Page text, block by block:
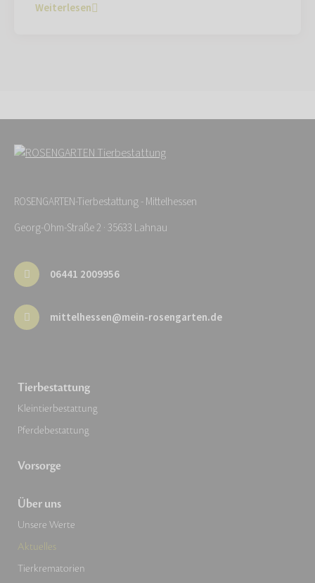
Weiterlesen
ROSENGARTEN-Tierbestattung - Mittelhessen
Georg-Ohm-Straße 2 · 35633 Lahnau
06441 2009956
mittelhessen@mein-rosengarten.de
Tierbestattung
Kleintierbestattung
Pferdebestattung
Vorsorge
Über uns
Unsere Werte
Aktuelles
Tierkrematorien